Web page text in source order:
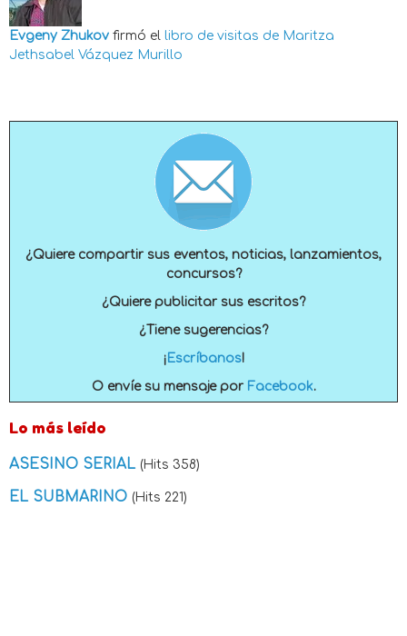
Evgeny Zhukov firmó el libro de visitas de Maritza
Jethsabel Vázquez Murillo
¿Quiere compartir sus eventos, noticias, lanzamientos,
concursos?
¿Quiere publicitar sus escritos?
¿Tiene sugerencias?
¡ Escríbanos!
O envíe su mensaje por Facebook.
Lo más leído
ASESINO SERIAL (Hits 358)
EL SUBMARINO (Hits 221)